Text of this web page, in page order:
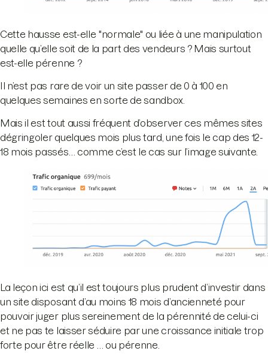
Cette hausse est-elle "normale" ou liée à une manipulation
quelle qu’elle soit de la part des vendeurs ? Mais surtout
est-elle pérenne ?
Il n’est pas rare de voir un site passer de 0 à 100 en
quelques semaines en sorte de sandbox.
Mais il est tout aussi fréquent d’observer ces mêmes sites
dégringoler quelques mois plus tard, une fois le cap des 12-
18 mois passés… comme c’est le cas sur l’image suivante.
La leçon ici est qu’il est toujours plus prudent d’investir dans
un site disposant d’au moins 18 mois d’ancienneté pour
pouvoir juger plus sereinement de la pérennité de celui-ci
et ne pas te laisser séduire par une croissance initiale trop
forte pour être réelle … ou pérenne.